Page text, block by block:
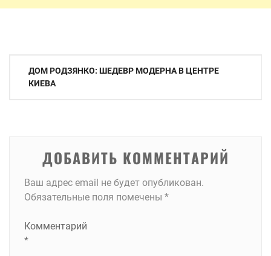
Навигация
ДОМ РОДЗЯНКО: ШЕДЕВР МОДЕРНА В ЦЕНТРЕ
КИЕВА
ДОБАВИТЬ КОММЕНТАРИЙ
Ваш адрес email не будет опубликован.
Обязательные поля помечены *
Комментарий
*